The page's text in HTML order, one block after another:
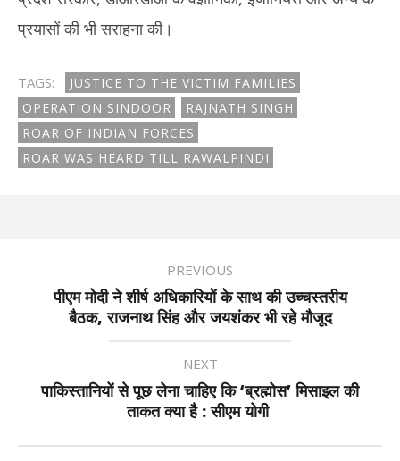
प्रयासों की भी सराहना की।
TAGS:
JUSTICE TO THE VICTIM FAMILIES
OPERATION SINDOOR
RAJNATH SINGH
ROAR OF INDIAN FORCES
ROAR WAS HEARD TILL RAWALPINDI
PREVIOUS
पीएम मोदी ने शीर्ष अधिकारियों के साथ की उच्चस्तरीय
बैठक, राजनाथ सिंह और जयशंकर भी रहे मौजूद
NEXT
पाकिस्तानियों से पूछ लेना चाहिए कि ‘ब्रह्मोस’ मिसाइल की
ताकत क्या है : सीएम योगी